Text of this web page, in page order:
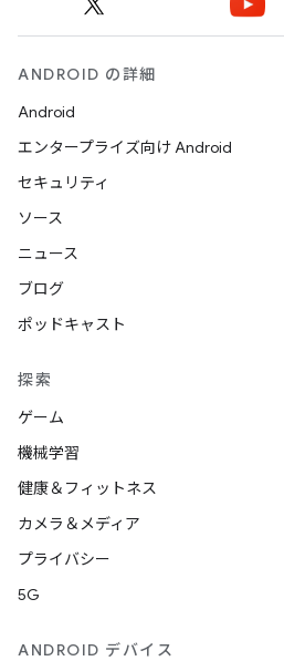
ANDROID の詳細
Android
エンタープライズ向け Android
セキュリティ
ソース
ニュース
ブログ
ポッドキャスト
探索
ゲーム
機械学習
健康＆フィットネス
カメラ＆メディア
プライバシー
5G
ANDROID デバイス